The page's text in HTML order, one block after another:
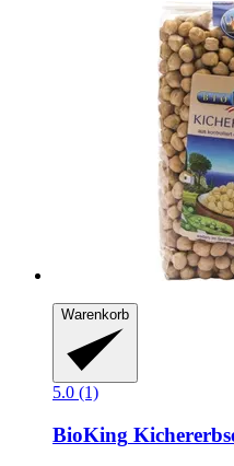
Warenkorb
5.0 (1)
BioKing